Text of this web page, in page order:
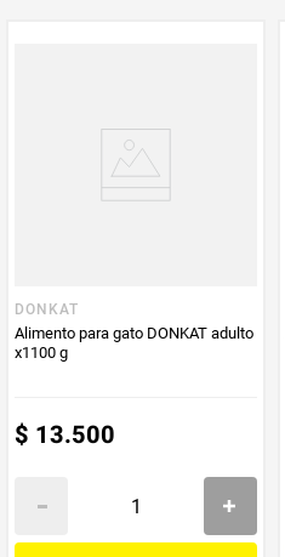
PUM - Unidad
de Medida
DONKAT
Alimento para gato DONKAT adulto
x1100 g
$ 13.500